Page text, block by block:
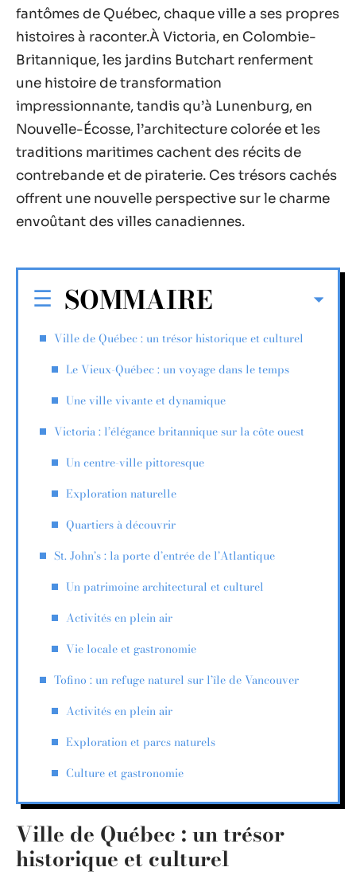
fantômes de Québec, chaque ville a ses propres
histoires à raconter.À Victoria, en Colombie-
Britannique, les jardins Butchart renferment
une histoire de transformation
impressionnante, tandis qu’à Lunenburg, en
Nouvelle-Écosse, l’architecture colorée et les
traditions maritimes cachent des récits de
contrebande et de piraterie. Ces trésors cachés
offrent une nouvelle perspective sur le charme
envoûtant des villes canadiennes.
SOMMAIRE
Ville de Québec : un trésor historique et culturel
Le Vieux-Québec : un voyage dans le temps
Une ville vivante et dynamique
Victoria : l’élégance britannique sur la côte ouest
Un centre-ville pittoresque
Exploration naturelle
Quartiers à découvrir
St. John’s : la porte d’entrée de l’Atlantique
Un patrimoine architectural et culturel
Activités en plein air
Vie locale et gastronomie
Tofino : un refuge naturel sur l’île de Vancouver
Activités en plein air
Exploration et parcs naturels
Culture et gastronomie
Ville de Québec : un trésor
historique et culturel